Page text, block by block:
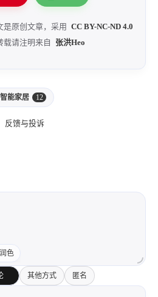
是原创文章，采用 CC BY-NC-ND 4.0
载请注明来自
张洪Heo
智能家居 12
反馈与投诉
色
其他方式 匿名